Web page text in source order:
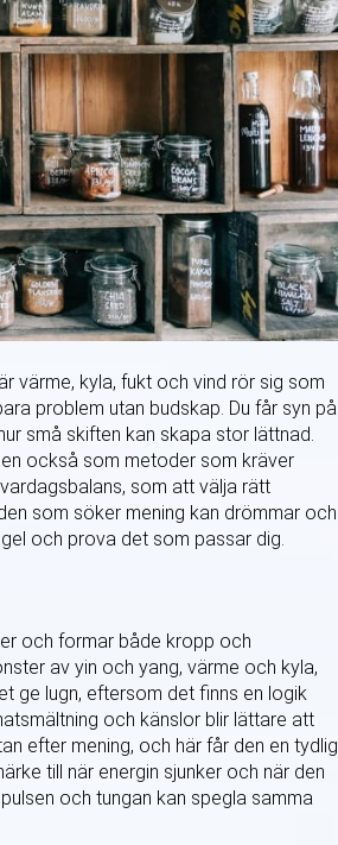
värme, kyla, fukt och vind rör sig som
problem utan budskap. Du får syn på
små skiften kan skapa stor lättnad.
också som metoder som kräver
som att välja rätt
som söker mening kan drömmar och
och prova det som passar dig.
och formar både kropp och
av yin och yang, värme och kyla,
ge lugn, eftersom det finns en logik
och känslor blir lättare att
efter mening, och här får den en tydlig
till när energin sjunker och när den
och tungan kan spegla samma